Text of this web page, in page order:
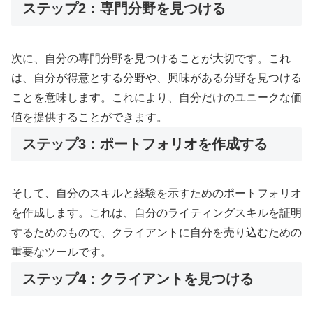
ステップ2：専門分野を見つける
次に、自分の専門分野を見つけることが大切です。これ
は、自分が得意とする分野や、興味がある分野を見つける
ことを意味します。これにより、自分だけのユニークな価
値を提供することができます。
ステップ3：ポートフォリオを作成する
そして、自分のスキルと経験を示すためのポートフォリオ
を作成します。これは、自分のライティングスキルを証明
するためのもので、クライアントに自分を売り込むための
重要なツールです。
ステップ4：クライアントを見つける